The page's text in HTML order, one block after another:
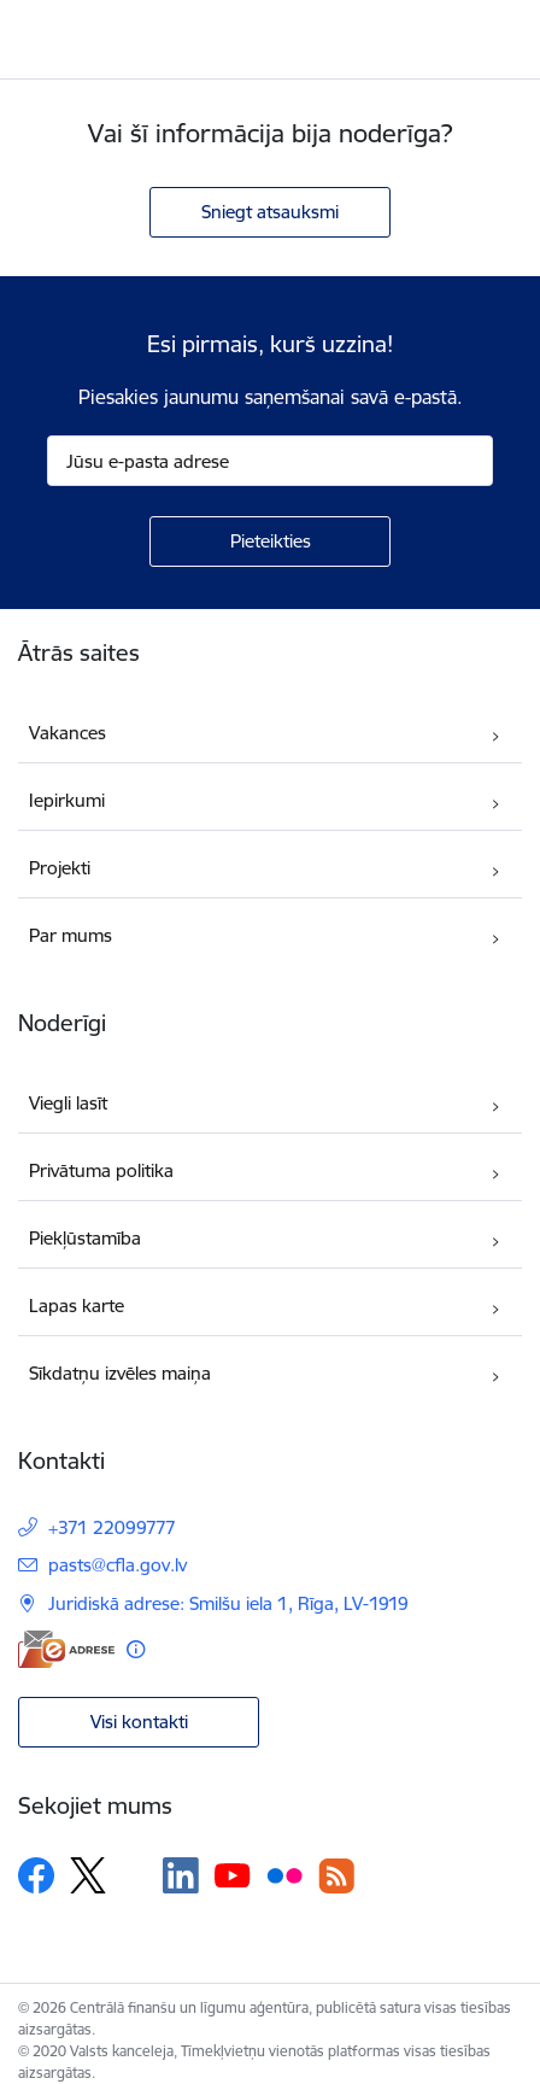
Vai šī informācija bija noderīga?
Sniegt atsauksmi
Esi pirmais, kurš uzzina!
Piesakies jaunumu saņemšanai savā e-pastā.
Ātrās saites
Vakances
Iepirkumi
Projekti
Par mums
Noderīgi
Viegli lasīt
Privātuma politika
Piekļūstamība
Lapas karte
Sīkdatņu izvēles maiņa
Kontakti
+371 22099777
E-pasts:
pasts@cfla.gov.lv
Juridiskā adrese: Smilšu iela 1, Rīga, LV-1919
Visi kontakti
Sekojiet mums
© 2026 Centrālā finanšu un līgumu aģentūra, publicētā satura visas tiesības
aizsargātas.
© 2020 Valsts kanceleja, Tīmekļvietņu vienotās platformas visas tiesības
aizsargātas.